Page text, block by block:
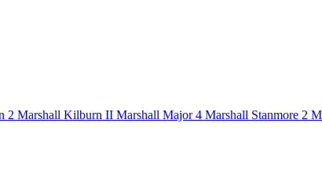
2 Marshall Kilburn II Marshall Major 4 Marshall Stanmore 2